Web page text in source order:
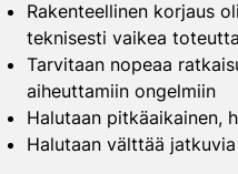
Rakenteellinen korjaus
teknisesti vaikea
Tarvitaan nopeaa
aiheuttamiin ongelmiin
Halutaan pitkäaikainen,
Halutaan välttää